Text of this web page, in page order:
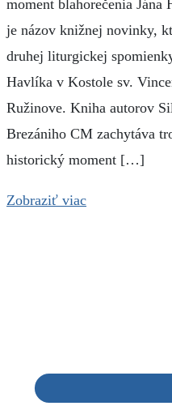
moment blahorečenia
je názov knižnej novinky,
druhej liturgickej
Havlíka v Kostole sv.
Ružinove. Kniha autorov
Brezániho CM zachytáva
historický moment […]
Zobraziť viac